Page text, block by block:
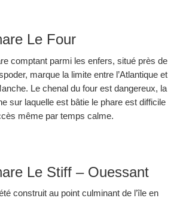
Le Four
comptant parmi les enfers, situé près de
marque la limite entre l’Atlantique et
Le chenal du four est dangereux, la
sur laquelle est bâtie le phare est difficile
même par temps calme.
Le Stiff – Ouessant
construit au point culminant de l’île en